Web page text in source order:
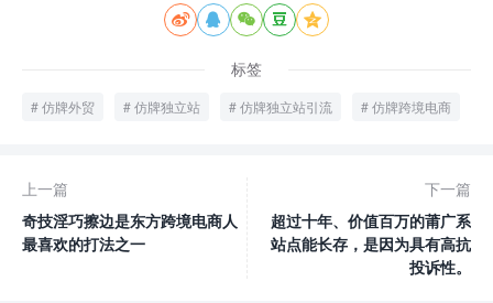
    
标签
仿牌外贸 仿牌独立站 仿牌独立站引流 仿牌跨境电商
上一篇
奇技淫巧擦边是东方跨境电商人
最喜欢的打法之一
下一篇
超过十年、价值百万的莆广系
站点能长存，是因为具有高抗
投诉性。